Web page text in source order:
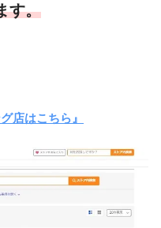
す。
店はこちら』